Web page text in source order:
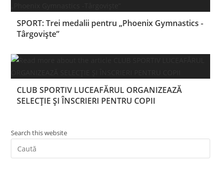
SPORT: Trei medalii pentru „Phoenix Gymnastics -
Târgoviște”
CLUB SPORTIV LUCEAFĂRUL ORGANIZEAZĂ
SELECȚIE ȘI ÎNSCRIERI PENTRU COPII
Search this website